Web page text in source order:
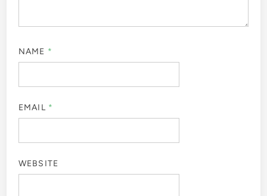
NAME *
EMAIL *
WEBSITE